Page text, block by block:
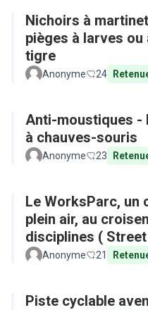
Nichoirs à
pièges à larves
tigre
Anonyme 24
Anti-moustiques -
à chauves-souris
Anonyme 23
Le WorksParc, un
plein air, au
disciplines (
Parkour)
Anonyme 21
Piste cyclable